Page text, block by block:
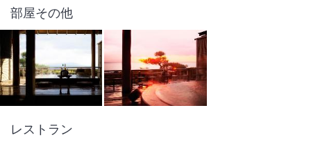
温泉
施設からのお知らせ
現地払いプランでの現地でのお支払いは現金のみとなります。
部屋その他
レストラン